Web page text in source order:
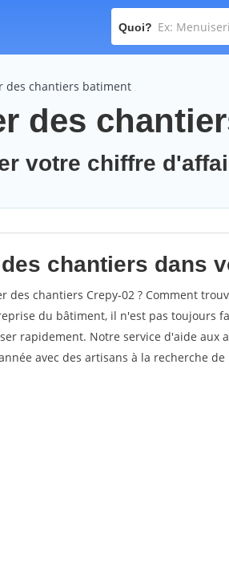
Quoi?
des chantiers batiment
des
votre chiffre
chantiers dans
des chantiers Crepy-02 ? Comment
du bâtiment, il n'est pas toujours
rapidement. Notre service d'aide aux
avec des artisans à la recherche